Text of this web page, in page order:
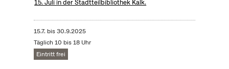
15. Juli in der Stadtteilbibliothek Kalk.
15.7. bis30.9.2025
Täglich 10 bis 18 Uhr
Eintritt frei